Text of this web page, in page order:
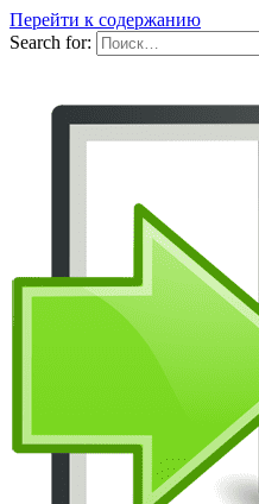
Перейти к содержанию
Search for: